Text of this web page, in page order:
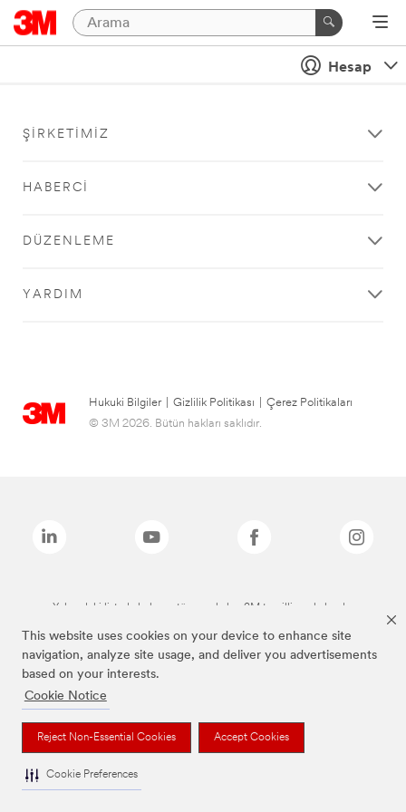
This website uses cookies on your device to enhance site
navigation, analyze site usage, and deliver you advertisements
based on your interests.
Cookie Notice
Reject Non-Essential Cookies Accept Cookies
Cookie Preferences
Hesap
ŞIRKETIMIZ
HABERCI
DÜZENLEME
YARDIM
Hukuki Bilgiler Gizlilik Politikası
Çerez Politikaları
© 3M 2026. Bütün hakları saklıdır.
Yukarıdaki listede bulunan tüm markalar, 3M tescilli markalarıdır.